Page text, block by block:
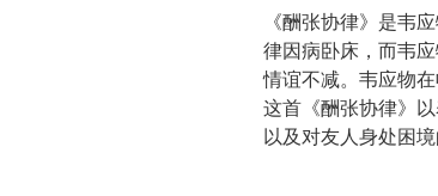
《酬张协律》是韦
律因病卧床，而韦
情谊不减。韦应物
这首《酬张协律》
以及对友人身处困境